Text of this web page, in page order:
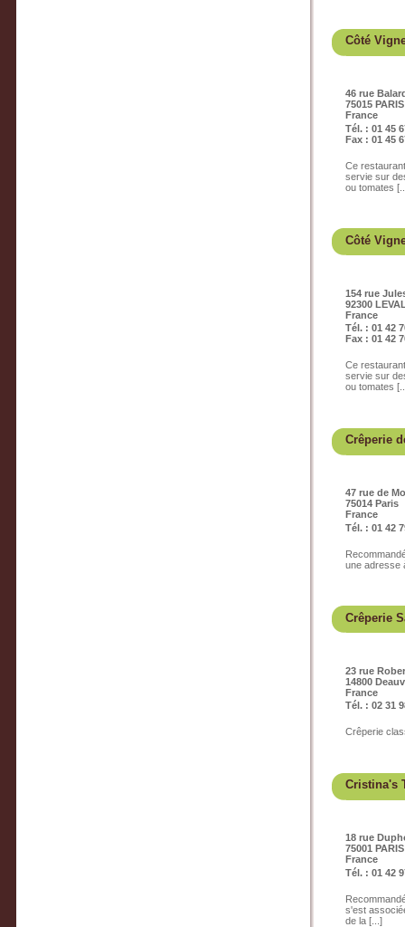
Côté
46 rue
75015 PARIS
France
Tél. : 01 45
Fax : 01 45
Ce
servie sur
ou tomates
Côté
154 rue
92300
France
Tél. : 01 42
Fax : 01 42
Ce
servie sur
ou tomates
Crêperie
47 rue de
75014 Paris
France
Tél. : 01 42
une adresse
Crêperie
23 rue
14800
France
Tél. : 02 31
Crêperie
Cristina's
18 rue
75001 PARIS
France
Tél. : 01 42
s'est
de la [...]